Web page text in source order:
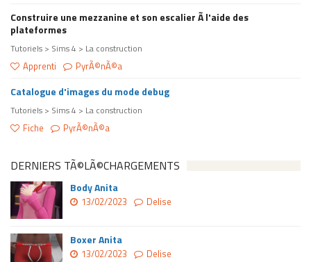
Construire une mezzanine et son escalier Ã l'aide des
plateformes
Tutoriels > Sims 4 > La construction
Apprenti PyrÃ©nÃ©a
Catalogue d'images du mode debug
Tutoriels > Sims 4 > La construction
Fiche PyrÃ©nÃ©a
DERNIERS TÃ©LÃ©CHARGEMENTS
Body Anita
13/02/2023 Delise
Boxer Anita
13/02/2023 Delise